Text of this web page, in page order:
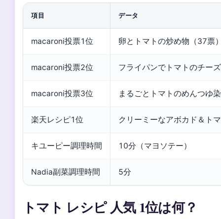
項目 データ
macaroni投票1位 卵とトマトの炒め物（37票
macaroni投票2位 フライパンでトマトのチー
macaroni投票3位 まるごとトマトのめんつゆ
楽天レシピ1位 クリーミーなアボカド＆ト
キユーピー調理時間 10分（マヨソテー）
Nadia副菜調理時間 5分
トマト レシピ 人気 1位は何？